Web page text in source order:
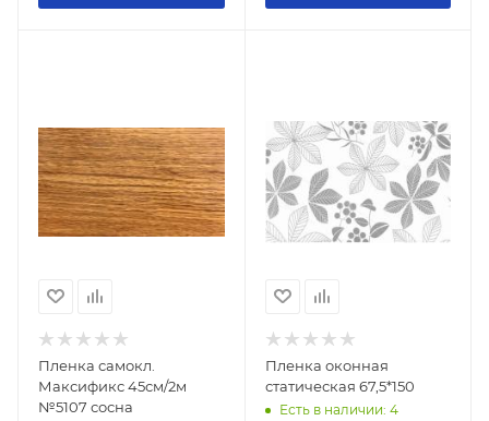
Пленка самокл.
Максификс 45см/2м
№5107 сосна
Пленка оконная
статическая 67,5*150
Есть в наличии: 4